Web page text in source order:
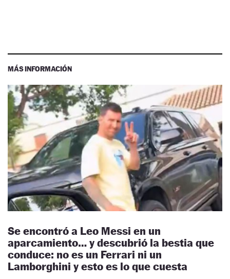
MÁS INFORMACIÓN
Se encontró a Leo Messi en un
aparcamiento… y descubrió la bestia que
conduce: no es un Ferrari ni un
Lamborghini y esto es lo que cuesta